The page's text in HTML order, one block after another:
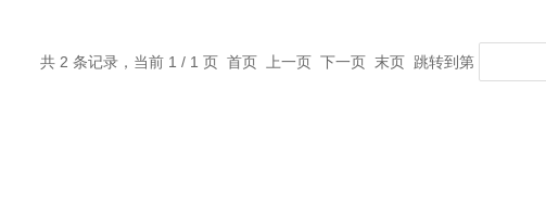
共 2 条记录，当前 1 / 1 页 首页 上一页 下一页 末页 跳转到第